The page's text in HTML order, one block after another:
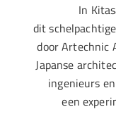
In
dit
door Artechnic
Japanse
ingenieurs
een